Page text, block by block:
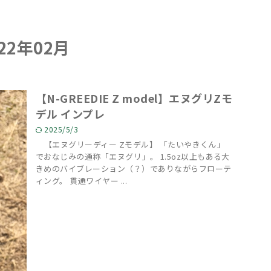
年02月
【N-GREEDIE Z model】エヌグリZモ
デル インプレ
2025/5/3
【エヌグリーディー Zモデル】 「たいやきくん」
でおなじみの通称「エヌグリ」。 1.5oz以上もある大
きめのバイブレーション（？）でありながらフローテ
ィング。 貫通ワイヤー ...